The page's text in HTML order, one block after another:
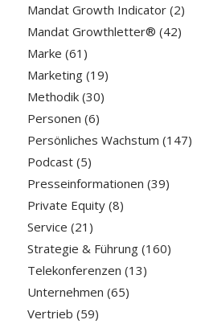
Mandat Growth Indicator(2)
Mandat Growthletter® (42)
Marke (61)
Marketing(19)
Methodik(30)
Personen (6)
Persönliches Wachstum (147)
Podcast(5)
Presseinformationen (39)
Private Equity(8)
Service (21)
Strategie & Führung(160)
Telekonferenzen (13)
Unternehmen (65)
Vertrieb (59)